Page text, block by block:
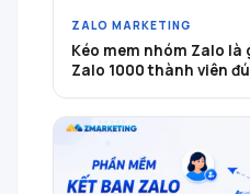
ZALO MARKETING
Kéo mem nhóm Zalo là
Zalo 1000 thành viên